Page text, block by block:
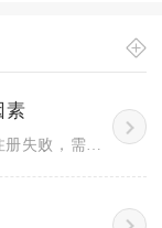
素
帝王三国想要实现名称复用、规避直接重名注册失败，需要综合服务...